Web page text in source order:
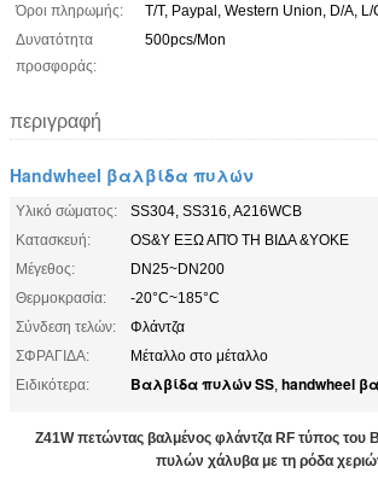
Όροι πληρωμής:
T/T, Paypal, Western Union, D/A, L/
Δυνατότητα
προσφοράς:
500pcs/Mon
περιγραφή
Handwheel βαλβίδα πυλών
Υλικό σώματος:
SS304, SS316, A216WCB
Κατασκευή:
OS&Y ΕΞΩ ΑΠΌ ΤΗ ΒΙΔΑ &YOKE
Μέγεθος:
DN25~DN200
Θερμοκρασία:
-20°C~185°C
Σύνδεση τελών:
Φλάντζα
ΣΦΡΑΓΙΔΑ:
Μέταλλο στο μέταλλο
Ειδικότερα:
Βαλβίδα πυλών SS, handwheel
Z41W πετώντας βαλμένος φλάντζα RF τύπος του
πυλών χάλυβα με τη ρόδα